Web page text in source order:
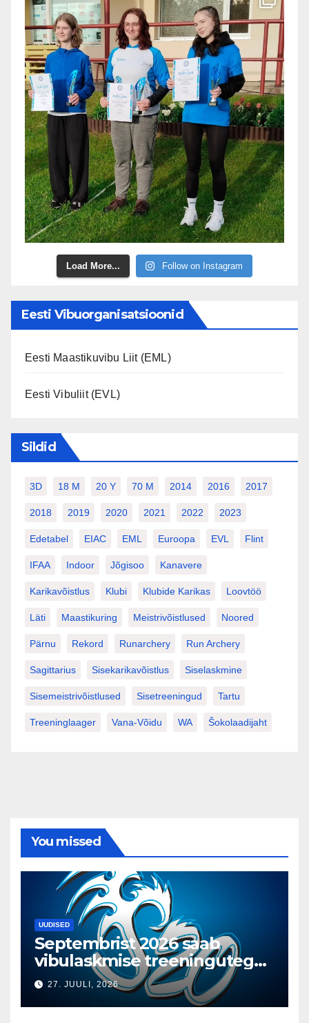
Load More... Follow on Instagram
Eesti Vibuorganisatsioonid
Eesti Maastikuvibu Liit (EML)
Eesti Vibuliit (EVL)
Sildid
3D 18 M 20 Y 70 M 2014 2016 2017
2018 2019 2020 2021 2022 2023
Edetabel EIAC EML Euroopa EVL Flint
IFAA Indoor Jõgisoo Kanavere
Karikavõistlus Klubi Klubide Karikas Loovtöö
Läti Maastikuring Meistrivõistlused Noored
Pärnu Rekord Runarchery Run Archery
Sagittarius Sisekarikavõistlus Siselaskmine
Sisemeistrivõistlused Sisetreeningud Tartu
Treeninglaager Vana-Võidu WA Šokolaadijaht
You missed
UUDISED
Septembrist 2026 saab
vibulaskmise treeningutega
T1 Vibuakadeemia saalis
alustada
27. JUULI, 2026